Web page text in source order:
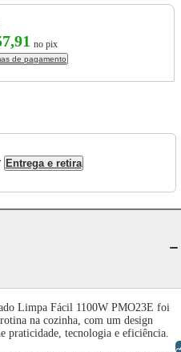
no pix
de pagamento
Entrega e retira
Limpa Fácil 1100W PMO23E foi
na cozinha, com um design
praticidade, tecnologia e eficiência.